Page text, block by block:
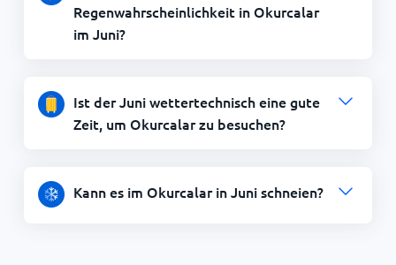
Regenwahrscheinlichkeit in Okurcalar
im Juni?
Ist der Juni wettertechnisch eine gute
Zeit, um Okurcalar zu besuchen?
Kann es im Okurcalar in Juni schneien?